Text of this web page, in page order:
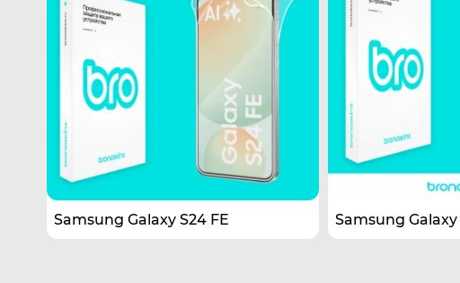
Samsung Galaxy S24 FE Samsung Galaxy